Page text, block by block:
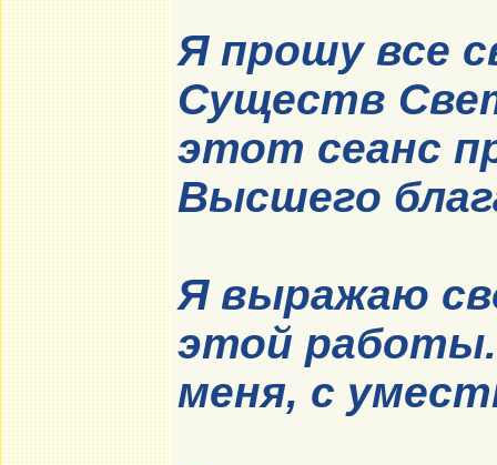
Я прошу все
Существ
этот сеанс
Высшего
Я выражаю
этой
меня, с